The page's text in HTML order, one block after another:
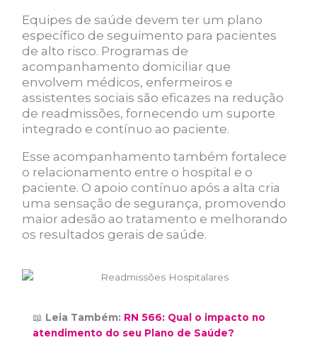
Equipes de saúde devem ter um plano
específico de seguimento para pacientes
de alto risco. Programas de
acompanhamento domiciliar que
envolvem médicos, enfermeiros e
assistentes sociais são eficazes na redução
de readmissões, fornecendo um suporte
integrado e contínuo ao paciente.
Esse acompanhamento também fortalece
o relacionamento entre o hospital e o
paciente. O apoio contínuo após a alta cria
uma sensação de segurança, promovendo
maior adesão ao tratamento e melhorando
os resultados gerais de saúde.
📖 Leia Também: RN 566: Qual o impacto no
atendimento do seu Plano de Saúde?